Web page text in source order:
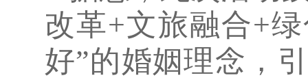
改革+文旅融合+
好”的婚姻理念，